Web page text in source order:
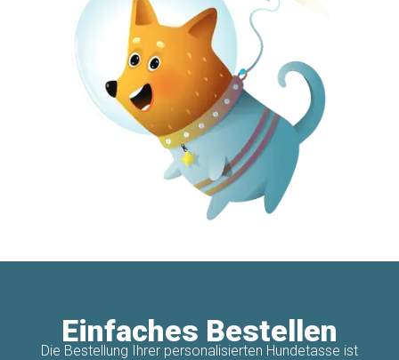
Einfaches Bestellen
Die Bestellung Ihrer personalisierten Hundetasse ist